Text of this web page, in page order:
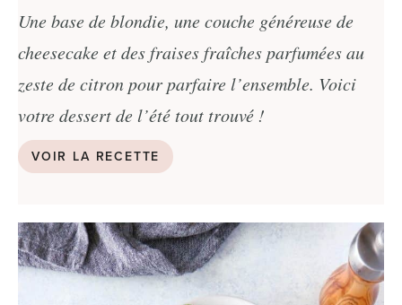
Une base de blondie, une couche généreuse de
cheesecake et des fraises fraîches parfumées au
zeste de citron pour parfaire l’ensemble. Voici
votre dessert de l’été tout trouvé !
VOIR LA RECETTE